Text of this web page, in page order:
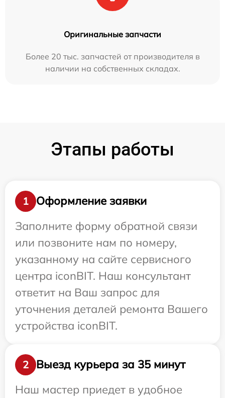
Оригинальные запчасти
Более 20 тыс. запчастей от производителя в
наличии на собственных складах.
Этапы работы
1
Оформление заявки
Заполните форму обратной связи
или позвоните нам по номеру,
указанному на сайте сервисного
центра iconBIT. Наш консультант
ответит на Ваш запрос для
уточнения деталей ремонта Вашего
устройства iconBIT.
2
Выезд курьера за 35 минут
Наш мастер приедет в удобное